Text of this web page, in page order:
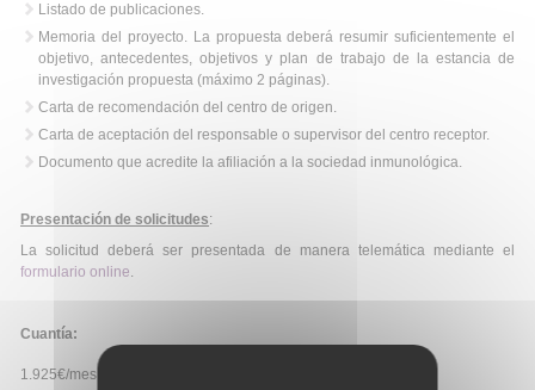
Listado de publicaciones.
Memoria del proyecto. La propuesta deberá resumir suficientemente el
objetivo, antecedentes, objetivos y plan de trabajo de la estancia de
investigación propuesta (máximo 2 páginas).
Carta de recomendación del centro de origen.
Carta de aceptación del responsable o supervisor del centro receptor.
Documento que acredite la afiliación a la sociedad inmunológica.
Presentación de solicitudes:
La solicitud deberá ser presentada de manera telemática mediante el
formulario online.
Cuantía:
1.925€/mes + 500€ para viaje.